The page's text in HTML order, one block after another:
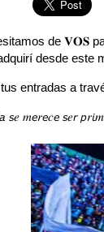
de 𝐕𝐎𝐒
desde este
entradas a
𝘴𝑒 𝑚𝘦𝑟𝘦𝑐𝘦 𝘴𝑒𝘳